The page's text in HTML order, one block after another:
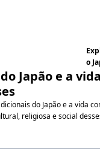
o
Japão e a
do Japão e a vida
religiosa e social